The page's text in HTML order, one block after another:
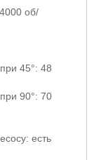
об/
45°: 48
90°: 70
есть